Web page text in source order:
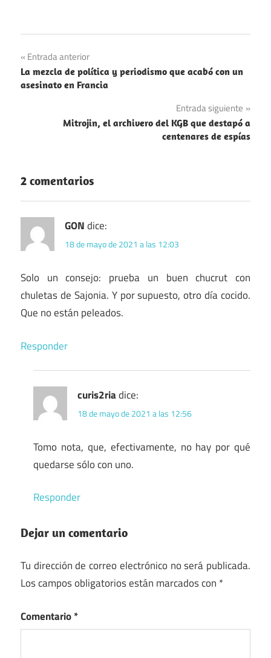
Reyes
Navegación
de
Entrada anterior
La mezcla de política y periodismo que acabó con un
asesinato en Francia
Entrada siguiente
Mitrojin, el archivero del KGB que destapó a
centenares de espías
2 comentarios
GONdice:
18 de mayo de 2021 a las 12:03
Solo un consejo: prueba un buen chucrut con
chuletas de Sajonia. Y por supuesto, otro día cocido.
Que no están peleados.
Responder
curis2ria dice:
18 de mayo de 2021 a las 12:56
Tomo nota, que, efectivamente, no hay por qué
quedarse sólo con uno.
Responder
Dejar un comentario
Tu dirección de correo electrónico no será publicada.
Los campos obligatorios están marcados con *
Comentario*